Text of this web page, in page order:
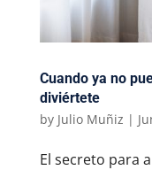
Cuando ya no
diviértete
by Julio Muñiz |
El secreto para